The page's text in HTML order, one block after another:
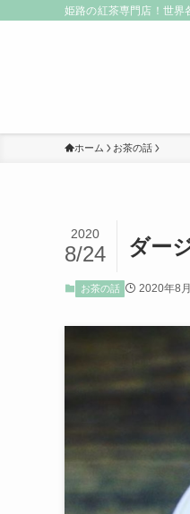
姫路の紅茶専門店！世界
ホーム お茶の話
ダー
2020
8/24
お茶の話 2020年8